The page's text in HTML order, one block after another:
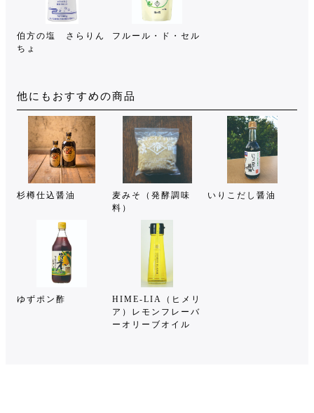
伯方の塩 さらりん
ちょ
フルール・ド・セル
他にもおすすめの商品
杉樽仕込醤油
麦みそ（発酵調味
料）
いりこだし醤油
ゆずポン酢
HIME-LIA（ヒメリ
ア）レモンフレーバ
ーオリーブオイル